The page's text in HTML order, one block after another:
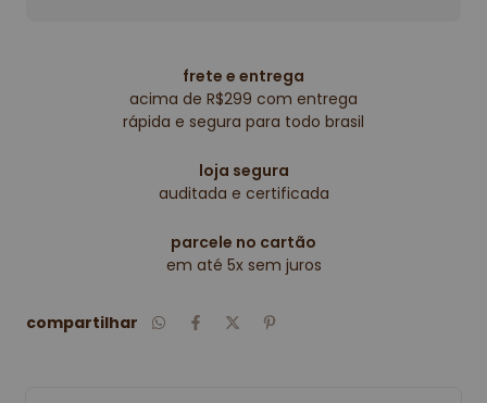
frete e entrega
acima de R$299 com entrega
rápida e segura para todo brasil
loja segura
auditada e certificada
parcele no cartão
em até 5x sem juros
compartilhar